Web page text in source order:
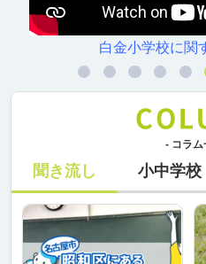
白金小学校に関す
- コラム
聞き流し 小中学校